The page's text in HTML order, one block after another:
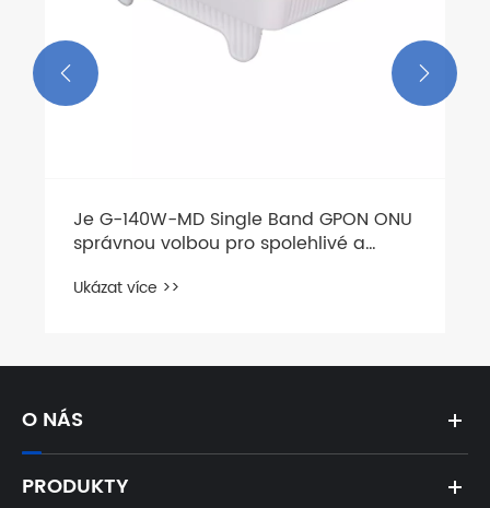
Je G-140W-MD Single Band GPON ONU
správnou volbou pro spolehlivé a
Ukázat více >>
 
O NÁS
PRODUKTY